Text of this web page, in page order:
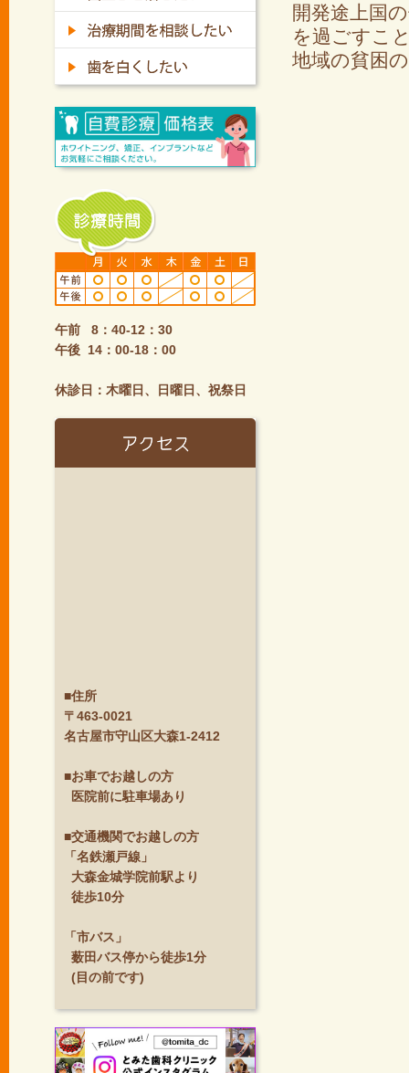
開発途上国
を過ごすこ
地域の貧困
午前 8：40-12：30
午後 14：00-18：00
休診日：木曜日、日曜日、祝祭日
■住所
〒463-0021
名古屋市守山区大森1-2412
■お車でお越しの方
医院前に駐車場あり
■交通機関でお越しの方
「名鉄瀬戸線」
大森金城学院前駅より
徒歩10分
「市バス」
薮田バス停から徒歩1分
(目の前です)